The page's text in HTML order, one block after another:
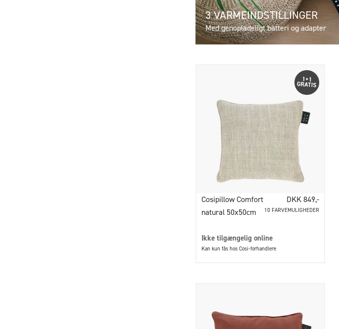
3 VARMEINDSTILLINGER
Med genopladeligt batteri og adapter
Cosipillow Comfort
natural 50x50cm
DKK 849,-
10 FARVEMULIGHEDER
Ikke tilgængelig online
Kan kun fås hos Cosi-forhandlere